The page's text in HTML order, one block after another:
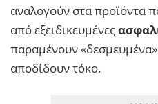
αναλογούν στα προϊόντα
από εξειδικευμένες
παραμένουν
αποδίδουν τόκο.